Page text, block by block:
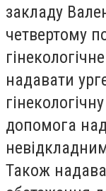
закладу
четвертому
надавати
допомога
Також